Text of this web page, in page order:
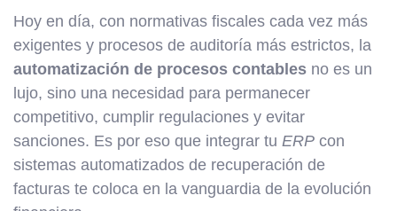
Hoy en día, con normativas fiscales cada vez más
exigentes y procesos de auditoría más estrictos, la
automatización de procesos contables no es un
lujo, sino una necesidad para permanecer
competitivo, cumplir regulaciones y evitar
sanciones. Es por eso que integrar tu ERP con
sistemas automatizados de recuperación de
facturas te coloca en la vanguardia de la evolución